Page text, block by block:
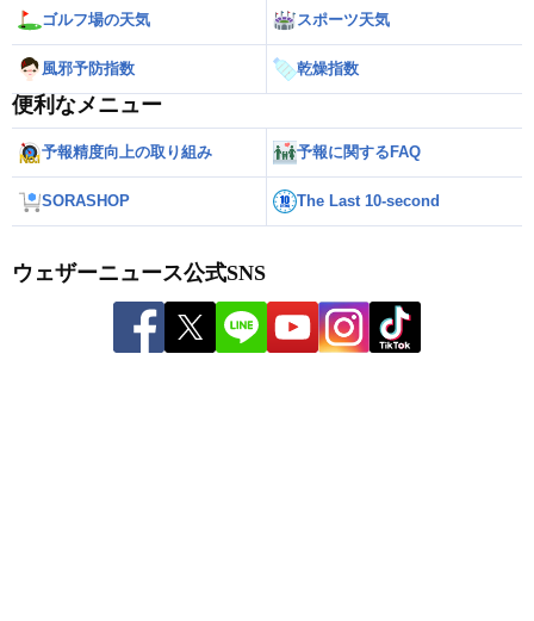
ゴルフ場の天気 スポーツ天気
風邪予防指数 乾燥指数
便利なメニュー
予報精度向上の取り組み 予報に関するFAQ
SORASHOP The Last 10-second
ウェザーニュース公式SNS